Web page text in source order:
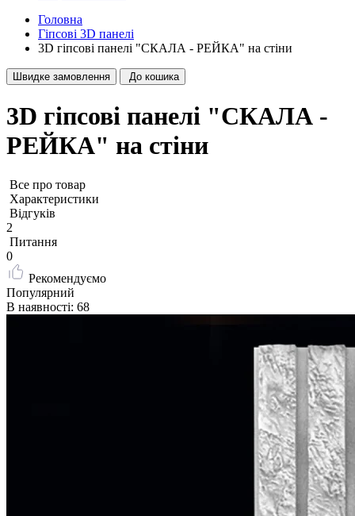
Головна
Гіпсові 3D панелі
3D гіпсові панелі "СКАЛА - РЕЙКА" на стіни
Швидке замовлення До кошика
3D гіпсові панелі "СКАЛА -
РЕЙКА" на стіни
Все про товар
Характеристики
Відгуків
2
Питання
0
Рекомендуємо
Популярний
В наявності: 68